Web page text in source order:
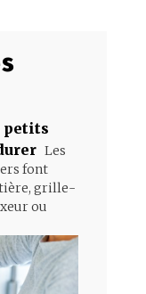
petits
Les
font
grille-
ou